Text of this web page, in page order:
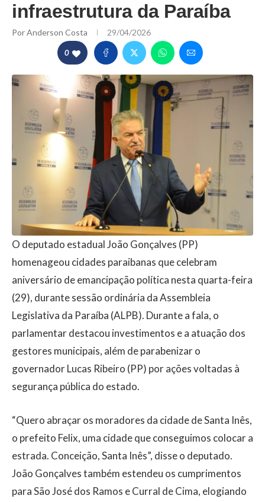
infraestrutura da Paraíba
PorAnderson Costa 29/04/2026
0
O deputado estadual João Gonçalves (PP)
homenageou cidades paraibanas que celebram
aniversário de emancipação política nesta quarta-feira
(29), durante sessão ordinária da Assembleia
Legislativa da Paraíba (ALPB). Durante a fala, o
parlamentar destacou investimentos e a atuação dos
gestores municipais, além de parabenizar o
governador Lucas Ribeiro (PP) por ações voltadas à
segurança pública do estado.
“Quero abraçar os moradores da cidade de Santa Inês,
o prefeito Felix, uma cidade que conseguimos colocar a
estrada. Conceição, Santa Inês”, disse o deputado.
João Gonçalves também estendeu os cumprimentos
para São José dos Ramos e Curral de Cima, elogiando